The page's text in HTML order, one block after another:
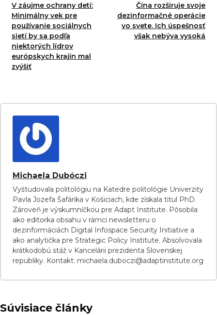
V záujme ochrany detí:
Minimálny vek pre
používanie sociálnych
sietí by sa podľa
niektorých lídrov
európskych krajín mal
zvýšiť
Čína rozširuje svoje
dezinformačné operácie
vo svete. Ich úspešnosť
však nebýva vysoká
Michaela Dubóczi
Vyštudovala politológiu na Katedre politológie Univerzity
Pavla Jozefa Šafárika v Košiciach, kde získala titul PhD.
Zároveň je výskumníčkou pre Adapt Institute. Pôsobila
ako editorka obsahu v rámci newsletteru o
dezinformáciách Digital Infospace Security Initiative a
ako analytička pre Strategic Policy Institute. Absolvovala
krátkodobú stáž v Kancelárii prezidenta Slovenskej
republiky. Kontakt: michaela.duboczi@adaptinstitute.org
Súvisiace články